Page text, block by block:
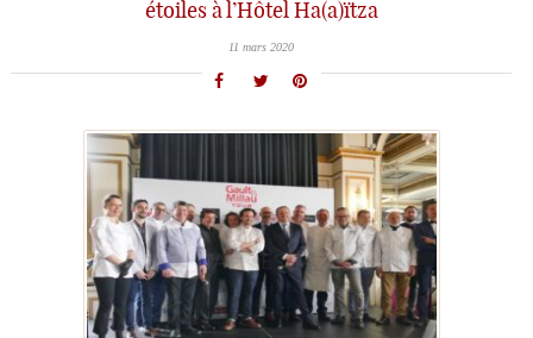
étoiles à l’Hôtel Ha(a)ïtza
11 mars 2020